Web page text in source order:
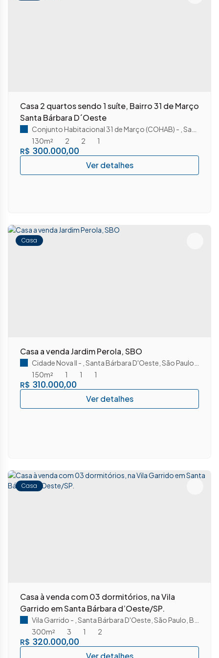
Casa 2 quartos sendo 1 suíte, Bairro 31 de Março
Santa Bárbara D´Oeste
R$ 300.000,00
Conjunto Habitacional 31 de Março (COHAB)
Santa Bárbara D'Oeste
2
2
130m² 1
Casa
Casa a venda Jardim Perola, SBO
R$ 310.000,00
Cidade Nova II Santa Bárbara D'Oeste São Paulo
1
1
150m² 1
Casa
Casa à venda com 03 dormitórios, na Vila
Garrido em Santa Bárbara d’Oeste/SP.
R$ 320.000,00
Vila Garrido Santa Bárbara D'Oeste São Paulo Brasil
3
1
300m² 2